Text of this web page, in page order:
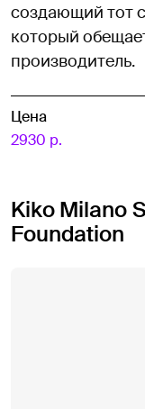
создающий тот
который
производитель.
Цена
2930 р.
Kiko Milano
Foundation